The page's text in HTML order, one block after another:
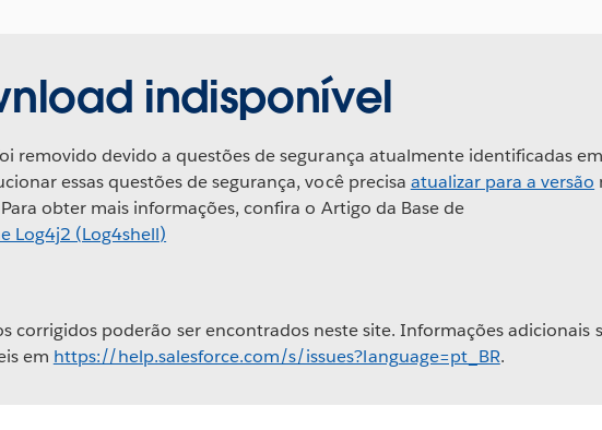
indisponível
removido devido a questões de segurança atualmente identificadas
essas questões de segurança, você precisa atualizar para a versão
obter mais informações, confira o Artigo da Base de
Log4j2 (Log4shell)
corrigidos poderão ser encontrados neste site. Informações adicionais
em https://help.salesforce.com/s/issues?language=pt_BR.